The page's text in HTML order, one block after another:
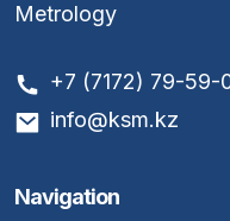
Metrology
+7 (7172) 79-59-
info@ksm.kz
Navigation